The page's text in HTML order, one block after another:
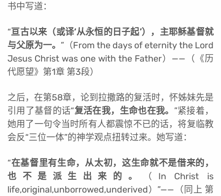
书中写道：
“亘古以来（或译‘从永恒的日子起’），主耶稣基督就
与父原为一。 ”（From the days of eternity the Lord
Jesus Christ was one with the Father） ——（《历
代愿望》第1章 第3段）
之后，在第58章，论到拉撒路的复活时，怀姊妹先是
引用了基督的话“复活在我，生命也在我。 ”紧接着，
她用了一句令当时所有人都震惊不已的话，将复临教
会反“三位一体”的神学观点扭转过来。她写道：
“在基督里有生命，从太初， 这生命就不是借来的，
也不是派生出来的。
（In Christ is
life,original,unborrowed,underived）”——（同上 第